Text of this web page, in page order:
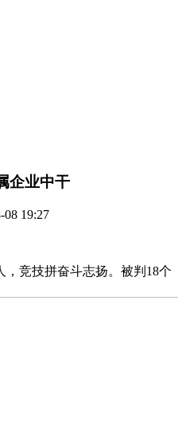
企业中干
19:27
竞技拼奋斗志扬。被判18个